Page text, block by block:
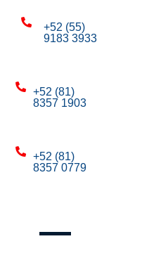
+52 (55)
9183 3933
+52 (81)
8357 1903
+52 (81)
8357 0779